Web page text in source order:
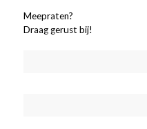
Meepraten?
Draag gerust bij!